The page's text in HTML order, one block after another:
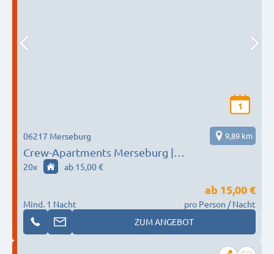
1
Crew-Apartments Merseburg |
Monteurzimmer mit Einzelbetten & Küche
06217 Merseburg 9,89 km
20x ab 15,00 €
Mind. 1 Nacht
ab 15,00 €
pro Person / Nacht
ZUM ANGEBOT